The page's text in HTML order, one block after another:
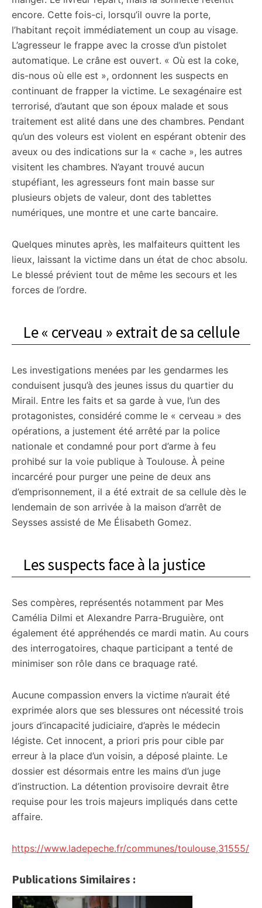
encore. Cette fois-ci, lorsqu’il ouvre la porte,
l’habitant reçoit immédiatement un coup au visage.
L’agresseur le frappe avec la crosse d’un pistolet
automatique. Le crâne est ouvert. « Où est la coke,
dis-nous où elle est », ordonnent les suspects en
continuant de frapper la victime. Le sexagénaire est
terrorisé, d’autant que son époux malade et sous
traitement est alité dans une des chambres. Pendant
qu’un des voleurs est violent en espérant obtenir des
aveux ou des indications sur la « cache », les autres
visitent les chambres. N’ayant trouvé aucun
stupéfiant, les agresseurs font main basse sur
plusieurs objets de valeur, dont des tablettes
numériques, une montre et une carte bancaire.
Quelques minutes après, les malfaiteurs quittent les
lieux, laissant la victime dans un état de choc absolu.
Le blessé prévient tout de même les secours et les
forces de l’ordre.
Le « cerveau » extrait de sa cellule
Les investigations menées par les gendarmes les
conduisent jusqu’à des jeunes issus du quartier du
Mirail. Entre les faits et sa garde à vue, l’un des
protagonistes, considéré comme le « cerveau » des
opérations, a justement été arrêté par la police
nationale et condamné pour port d’arme à feu
prohibé sur la voie publique à Toulouse. À peine
incarcéré pour purger une peine de deux ans
d’emprisonnement, il a été extrait de sa cellule dès le
lendemain de son arrivée à la maison d’arrêt de
Seysses assisté de Me Élisabeth Gomez.
Les suspects face à la justice
Ses compères, représentés notamment par Mes
Camélia Dilmi et Alexandre Parra-Bruguière, ont
également été appréhendés ce mardi matin. Au cours
des interrogatoires, chaque participant a tenté de
minimiser son rôle dans ce braquage raté.
Aucune compassion envers la victime n’aurait été
exprimée alors que ses blessures ont nécessité trois
jours d’incapacité judiciaire, d’après le médecin
légiste. Cet innocent, a priori pris pour cible par
erreur à la place d’un voisin, a déposé plainte. Le
dossier est désormais entre les mains d’un juge
d’instruction. La détention provisoire devrait être
requise pour les trois majeurs impliqués dans cette
affaire.
https://www.ladepeche.fr/communes/toulouse,31555/
Publications Similaires :